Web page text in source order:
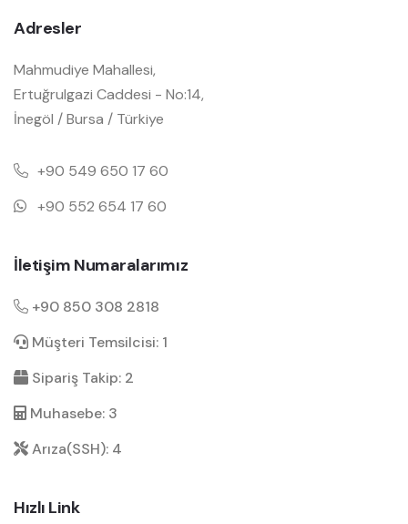
Adresler
Mahmudiye Mahallesi,
Ertuğrulgazi Caddesi - No:14,
İnegöl / Bursa / Türkiye
+90 549 650 17 60
+90 552 654 17 60
İletişim Numaralarımız
+90 850 308 2818
Müşteri Temsilcisi: 1
Sipariş Takip: 2
Muhasebe: 3
Arıza(SSH): 4
Hızlı Link